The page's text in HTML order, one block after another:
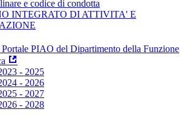
e codice di condotta
INTEGRATO DI ATTIVITA' E
PIAO del Dipartimento della Funzione
- 2025
- 2026
- 2027
- 2028